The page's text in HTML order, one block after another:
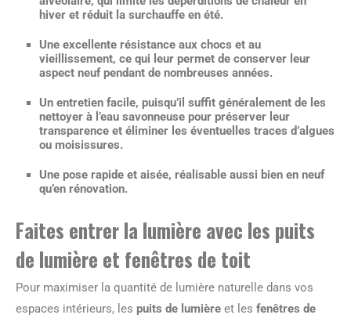
hiver et réduit la surchauffe en été.
Une excellente résistance aux chocs et au
vieillissement, ce qui leur permet de conserver leur
aspect neuf pendant de nombreuses années.
Un entretien facile, puisqu’il suffit généralement de les
nettoyer à l’eau savonneuse pour préserver leur
transparence et éliminer les éventuelles traces d’algues
ou moisissures.
Une pose rapide et aisée, réalisable aussi bien en neuf
qu’en rénovation.
Faites entrer la lumière avec les puits
de lumière et fenêtres de toit
Pour maximiser la quantité de lumière naturelle dans vos
espaces intérieurs, les puits de lumière et les fenêtres de